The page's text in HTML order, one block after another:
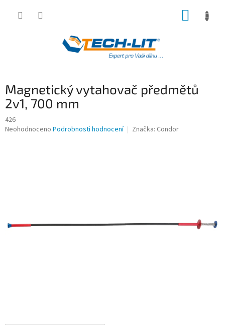
Magnetický vytahovač předmětů
2v1, 700 mm
426
Průměrné
Neohodnoceno Podrobnosti hodnocení Značka: Condor